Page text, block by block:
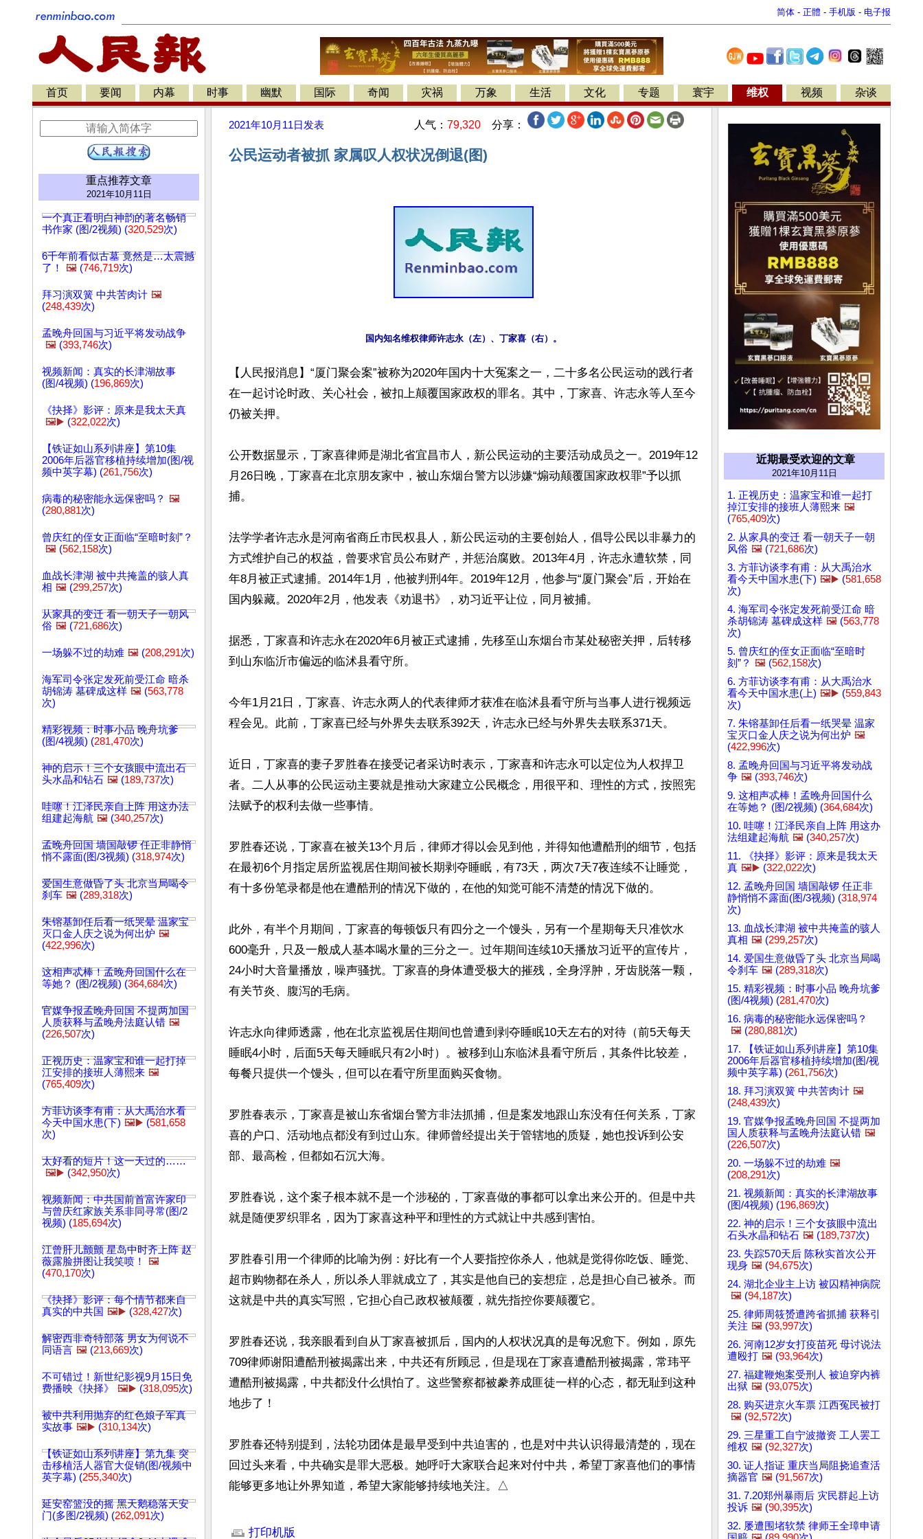
简体 - 正體 - 手机版 - 电子报
首页 要闻 内幕 时事 幽默 国际 奇闻 灾祸 万象 生活 文化 专题 寰宇 维权 视频 杂谈
重点推荐文章
2021年10月11日
一个真正看明白神韵的著名畅销
书作家 (图/2视频) (320,529次)
6千年前看似古墓 竟然是…太震撼
了！
🖼️ (746,719次)
拜习演双簧 中共苦肉计 🖼️
(248,439次)
孟晚舟回国与习近平将发动战争
🖼️ (393,746次)
视频新闻：真实的长津湖故事
(图/4视频) (196,869次)
《抉择》影评：原来是我太天真
🖼️▶️ (322,022次)
【铁证如山系列讲座】第10集
2006年后器官移植持续增加(图/视
频中英字幕) (261,756次)
病毒的秘密能永远保密吗？ 🖼️
(280,881次)
曾庆红的侄女正面临“至暗时刻”？
🖼️ (562,158次)
血战长津湖 被中共掩盖的骇人真
相 🖼️ (299,257次)
从家具的变迁 看一朝天子一朝风
俗 🖼️ (721,686次)
一场躲不过的劫难 🖼️ (208,291次)
海军司令张定发死前受江命 暗杀
胡锦涛 墓碑成这样 🖼️ (563,778
次)
精彩视频：时事小品 晚舟坑爹
(图/4视频) (281,470次)
神的启示！三个女孩眼中流出石
头水晶和钻石 🖼️ (189,737次)
哇噻！江泽民亲自上阵 用这办法
组建起海航 🖼️ (340,257次)
孟晚舟回国 墙国敲锣 任正非静悄
悄不露面(图/3视频) (318,974次)
爱国生意做昏了头 北京当局喝令
刹车 🖼️ (289,318次)
朱镕基卸任后看一纸哭晕 温家宝
灭口金人庆之说为何出炉 🖼️
(422,996次)
这相声忒棒！孟晚舟回国什么在
等她？ (图/2视频) (364,684次)
官媒争报孟晚舟回国 不提两加国
人质获释与孟晚舟法庭认错 🖼️
(226,507次)
正视历史：温家宝和谁一起打掉
江安排的接班人薄熙来 🖼️
(765,409次)
方菲访谈李有甫：从大禹治水看
今天中国水患(下) 🖼️▶️ (581,658
次)
太好看的短片！这一天过的……
🖼️▶️ (342,950次)
视频新闻：中共国前首富许家印
与曾庆红家族关系非同寻常(图/2
视频) (185,694次)
江曾肝儿颤颤 星岛中时齐上阵 赵
薇露脸拼图让我笑喷！
🖼️
(470,170次)
《抉择》影评：每个情节都来自
真实的中共国 🖼️▶️ (328,427次)
解密西非奇特部落 男女为何说不
同语言 🖼️ (213,669次)
不可错过！新世纪影视9月15日免
费播映《抉择》
🖼️▶️ (318,095次)
被中共利用抛弃的红色娘子军真
实故事 🖼️▶️ (310,134次)
【铁证如山系列讲座】第九集 突
击移植活人器官大促销(图/视频中
英字幕) (255,340次)
延安窑篮没的摇 黑天鹅稳落天安
门(多图/2视频) (262,091次)
2021年10月11日 发表 人气： 79,320 分享：
公民运动者被抓 家属叹人权状况倒退(图)
【人民报消息】“厦门聚会案”被称为2020年国内十大冤案之一，二十多名公民运动的践行者
在一起讨论时政、关心社会，被扣上颠覆国家政权的罪名。其中，丁家喜、许志永等人至今
仍被关押。
公开数据显示，丁家喜律师是湖北省宜昌市人，新公民运动的主要活动成员之一。2019年12
月26日晚，丁家喜在北京朋友家中，被山东烟台警方以涉嫌“煽动颠覆国家政权罪”予以抓
捕。
法学学者许志永是河南省商丘市民权县人，新公民运动的主要创始人，倡导公民以非暴力的
方式维护自己的权益，曾要求官员公布财产，并惩治腐败。2013年4月，许志永遭软禁，同
年8月被正式逮捕。2014年1月，他被判刑4年。2019年12月，他参与“厦门聚会”后，开始在
国内躲藏。2020年2月，他发表《劝退书》，劝习近平让位，同月被捕。
据悉，丁家喜和许志永在2020年6月被正式逮捕，先移至山东烟台市某处秘密关押，后转移
到山东临沂市偏远的临沭县看守所。
今年1月21日，丁家喜、许志永两人的代表律师才获准在临沭县看守所与当事人进行视频远
程会见。此前，丁家喜已经与外界失去联系392天，许志永已经与外界失去联系371天。
近日，丁家喜的妻子罗胜春在接受记者采访时表示，丁家喜和许志永可以定位为人权捍卫
者。二人从事的公民运动主要就是推动大家建立公民概念，用很平和、理性的方式，按照宪
法赋予的权利去做一些事情。
罗胜春还说，丁家喜在被关13个月后，律师才得以会见到他，并得知他遭酷刑的细节，包括
在最初6个月指定居所监视居住期间被长期剥夺睡眠，有73天，两次7天7夜连续不让睡觉，
有十多份笔录都是他在遭酷刑的情况下做的，在他的知觉可能不清楚的情况下做的。
此外，有半个月期间，丁家喜的每顿饭只有四分之一个馒头，另有一个星期每天只准饮水
600毫升，只及一般成人基本喝水量的三分之一。过年期间连续10天播放习近平的宣传片，
24小时大音量播放，噪声骚扰。丁家喜的身体遭受极大的摧残，全身浮肿，牙齿脱落一颗，
有关节炎、腹泻的毛病。
许志永向律师透露，他在北京监视居住期间也曾遭到剥夺睡眠10天左右的对待（前5天每天
睡眠4小时，后面5天每天睡眠只有2小时）。被移到山东临沭县看守所后，其条件比较差，
每餐只提供一个馒头，但可以在看守所里面购买食物。
罗胜春表示，丁家喜是被山东省烟台警方非法抓捕，但是案发地跟山东没有任何关系，丁家
喜的户口、活动地点都没有到过山东。律师曾经提出关于管辖地的质疑，她也投诉到公安
部、最高检，但都如石沉大海。
罗胜春说，这个案子根本就不是一个涉秘的，丁家喜做的事都可以拿出来公开的。但是中共
就是随便罗织罪名，因为丁家喜这种平和理性的方式就让中共感到害怕。
罗胜春引用一个律师的比喻为例：好比有一个人要指控你杀人，他就是觉得你吃饭、睡觉、
超市购物都在杀人，所以杀人罪就成立了，其实是他自已的妄想症，总是担心自己被杀。而
这就是中共的真实写照，它担心自己政权被颠覆，就先指控你要颠覆它。
罗胜春还说，我亲眼看到自从丁家喜被抓后，国内的人权状况真的是每况愈下。例如，原先
709律师谢阳遭酷刑被揭露出来，中共还有所顾忌，但是现在丁家喜遭酷刑被揭露，常玮平
遭酷刑被揭露，中共都没什么惧怕了。这些警察都被豢养成匪徒一样的心态，都无耻到这种
地步了！
罗胜春还特别提到，法轮功团体是最早受到中共迫害的，也是对中共认识得最清楚的，现在
回过头来看，中共确实是罪大恶极。她呼吁大家联合起来对付中共，希望丁家喜他们的事情
能够更多地让外界知道，希望大家能够持续地关注。△
打印机版
近期最受欢迎的文章
2021年10月11日
1. 正视历史：温家宝和谁一起打
掉江安排的接班人薄熙来 🖼️
(765,409次)
2. 从家具的变迁 看一朝天子一朝
风俗 🖼️ (721,686次)
3. 方菲访谈李有甫：从大禹治水
看今天中国水患(下) 🖼️▶️ (581,658
次)
4. 海军司令张定发死前受江命 暗
杀胡锦涛 墓碑成这样 🖼️ (563,778
次)
5. 曾庆红的侄女正面临“至暗时
刻”？ 🖼️ (562,158次)
6. 方菲访谈李有甫：从大禹治水
看今天中国水患(上) 🖼️▶️ (559,843
次)
7. 朱镕基卸任后看一纸哭晕 温家
宝灭口金人庆之说为何出炉 🖼️
(422,996次)
8. 孟晚舟回国与习近平将发动战
争 🖼️ (393,746次)
9. 这相声忒棒！孟晚舟回国什么
在等她？ (图/2视频) (364,684次)
10. 哇噻！江泽民亲自上阵 用这办
法组建起海航 🖼️ (340,257次)
11. 《抉择》影评：原来是我太天
真 🖼️▶️ (322,022次)
12. 孟晚舟回国 墙国敲锣 任正非
静悄悄不露面(图/3视频) (318,974
次)
13. 血战长津湖 被中共掩盖的骇人
真相 🖼️ (299,257次)
14. 爱国生意做昏了头 北京当局喝
令刹车 🖼️ (289,318次)
15. 精彩视频：时事小品 晚舟坑爹
(图/4视频) (281,470次)
16. 病毒的秘密能永远保密吗？
🖼️ (280,881次)
17. 【铁证如山系列讲座】第10集
2006年后器官移植持续增加(图/视
频中英字幕) (261,756次)
18. 拜习演双簧 中共苦肉计 🖼️
(248,439次)
19. 官媒争报孟晚舟回国 不提两加
国人质获释与孟晚舟法庭认错 🖼️
(226,507次)
20. 一场躲不过的劫难 🖼️
(208,291次)
21. 视频新闻：真实的长津湖故事
(图/4视频) (196,869次)
22. 神的启示！三个女孩眼中流出
石头水晶和钻石 🖼️ (189,737次)
23. 失踪570天后 陈秋实首次公开
现身 🖼️ (94,675次)
24. 湖北企业主上访 被囚精神病院
🖼️ (94,187次)
25. 律师周筱赟遭跨省抓捕 获释引
关注 🖼️ (93,997次)
26. 河南12岁女打疫苗死 母讨说法
遭殴打 🖼️ (93,964次)
27. 福建鞭炮案受刑人 被迫穿内裤
出狱 🖼️ (93,075次)
28. 购买进京火车票 江西冤民被打
🖼️ (92,572次)
29. 三星重工自宁波撤资 工人罢工
维权 🖼️ (92,327次)
30. 证人指证 重庆当局阻挠追查活
摘器官 🖼️ (91,567次)
31. 7.20郑州暴雨后 灾民群起上访
投诉 🖼️ (90,395次)
32. 屡遭围堵软禁 律师王全璋申请